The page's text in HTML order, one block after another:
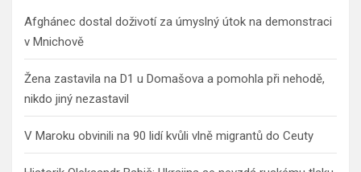
Afghánec dostal doživotí za úmyslný útok na demonstraci
v Mnichově
Žena zastavila na D1 u Domašova a pomohla při nehodě,
nikdo jiný nezastavil
V Maroku obvinili na 90 lidí kvůli vlně migrantů do Ceuty